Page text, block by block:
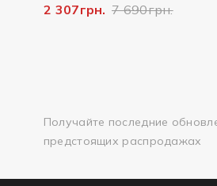
2 307грн.
7 690грн.
Получайте последние
предстоящих распродажах